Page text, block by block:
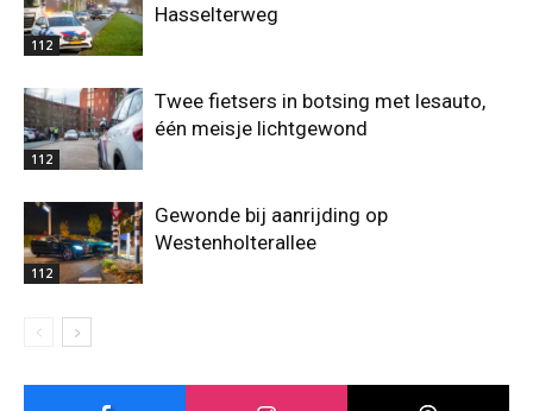
112
Hasselterweg
112
Twee fietsers in botsing met lesauto,
één meisje lichtgewond
112
Gewonde bij aanrijding op
Westenholterallee